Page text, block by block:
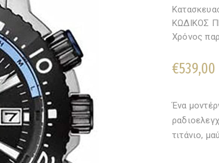
ΚΩΔΙΚΟΣ
Χρόνος
Ένα
τιτάνιο,